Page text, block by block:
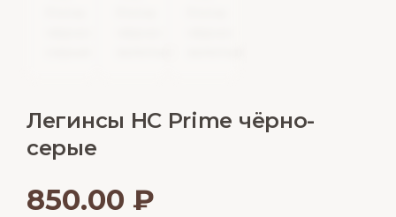
Легинсы НС Prime чёрно-
серые
850.00 ₽